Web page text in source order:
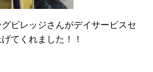
ビレッジさんがデイサービスセ
てくれました！！